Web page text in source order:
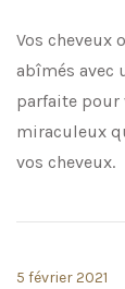
Vos cheveux
abîmés avec
parfaite pour
miraculeux
vos cheveux.
5 février 2021